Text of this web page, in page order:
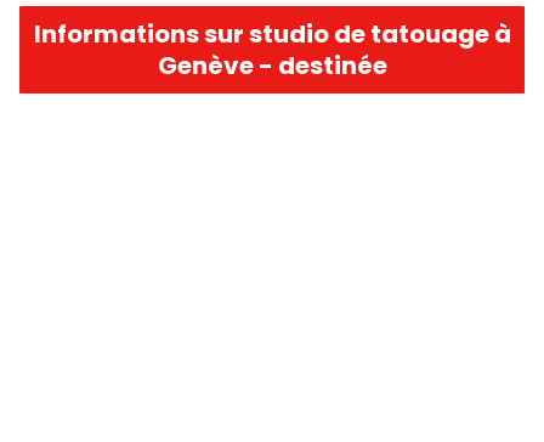
Informations sur studio de tatouage à
Genève - destinée